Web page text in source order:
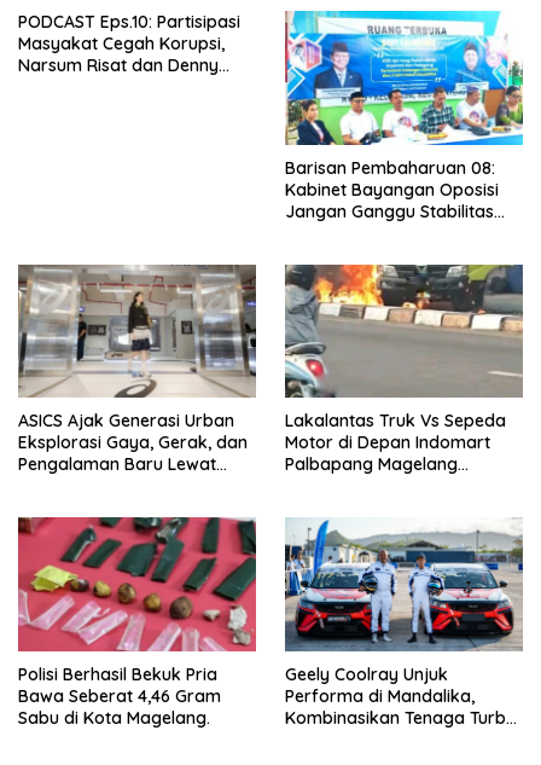
PODCAST Eps.10: Partisipasi
Masyakat Cegah Korupsi,
Narsum Risat dan Denny
Barisan Pembaharuan 08:
Kabinet Bayangan Oposisi
Jangan Ganggu Stabilitas
ASICS Ajak Generasi Urban
Eksplorasi Gaya, Gerak, dan
Pengalaman Baru Lewat
Lakalantas Truk Vs Sepeda
Motor di Depan Indomart
Palbapang Magelang
Polisi Berhasil Bekuk Pria
Bawa Seberat 4,46 Gram
Sabu di Kota Magelang.
Geely Coolray Unjuk
Performa di Mandalika,
Kombinasikan Tenaga Turbo